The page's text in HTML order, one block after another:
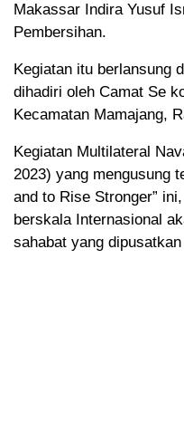
Makassar Indira Yusuf
Pembersihan.
Kegiatan itu berlansung
dihadiri oleh Camat Se
Kecamatan Mamajang,
Kegiatan Multilateral
2023) yang mengusung
and to Rise Stronger”
berskala Internasional
sahabat yang